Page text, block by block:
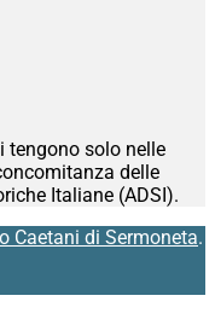
tengono solo nelle
delle
Italiane (ADSI).
Caetani di Sermoneta.